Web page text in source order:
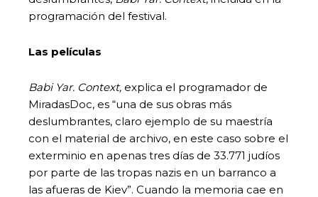
programación del festival.
Las películas
Babi Yar. Context, explica el programador de
MiradasDoc, es “una de sus obras más
deslumbrantes, claro ejemplo de su maestría
con el material de archivo, en este caso sobre el
exterminio en apenas tres días de 33.771 judíos
por parte de las tropas nazis en un barranco a
las afueras de Kiev”. Cuando la memoria cae en